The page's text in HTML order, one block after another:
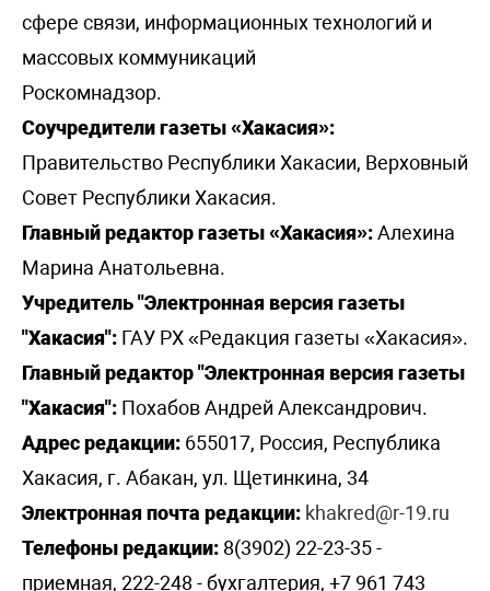
сфере связи, информационных технологий и
массовых коммуникаций
Роскомнадзор.
Соучредители газеты «Хакасия»:
Правительство Республики Хакасии, Верховный
Совет Республики Хакасия.
Главный редактор газеты «Хакасия»:Алехина
Марина Анатольевна.
Учредитель "Электронная версия газеты
"Хакасия": ГАУ РХ «Редакция газеты «Хакасия».
Главный редактор "Электронная версия газеты
"Хакасия": Похабов Андрей Александрович.
Адрес редакции: 655017, Россия, Республика
Хакасия, г. Абакан, ул. Щетинкина, 34
Электронная почта редакции: khakred@r-19.ru
Телефоны редакции: 8(3902) 22-23-35 -
приемная, 222-248 - бухгалтерия, +7 961 743